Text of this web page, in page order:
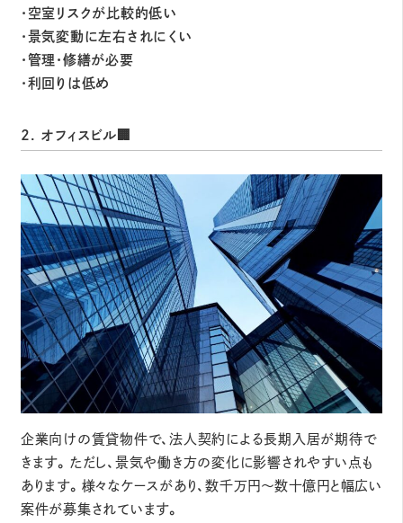
・空室リスクが比較的低い
・景気変動に左右されにくい
・管理・修繕が必要
・利回りは低め
2. オフィスビル
企業向けの賃貸物件で、法人契約による長期入居が期待で
きます。ただし、景気や働き方の変化に影響されやすい点も
あります。様々なケースがあり、数千万円～数十億円と幅広い
案件が募集されています。